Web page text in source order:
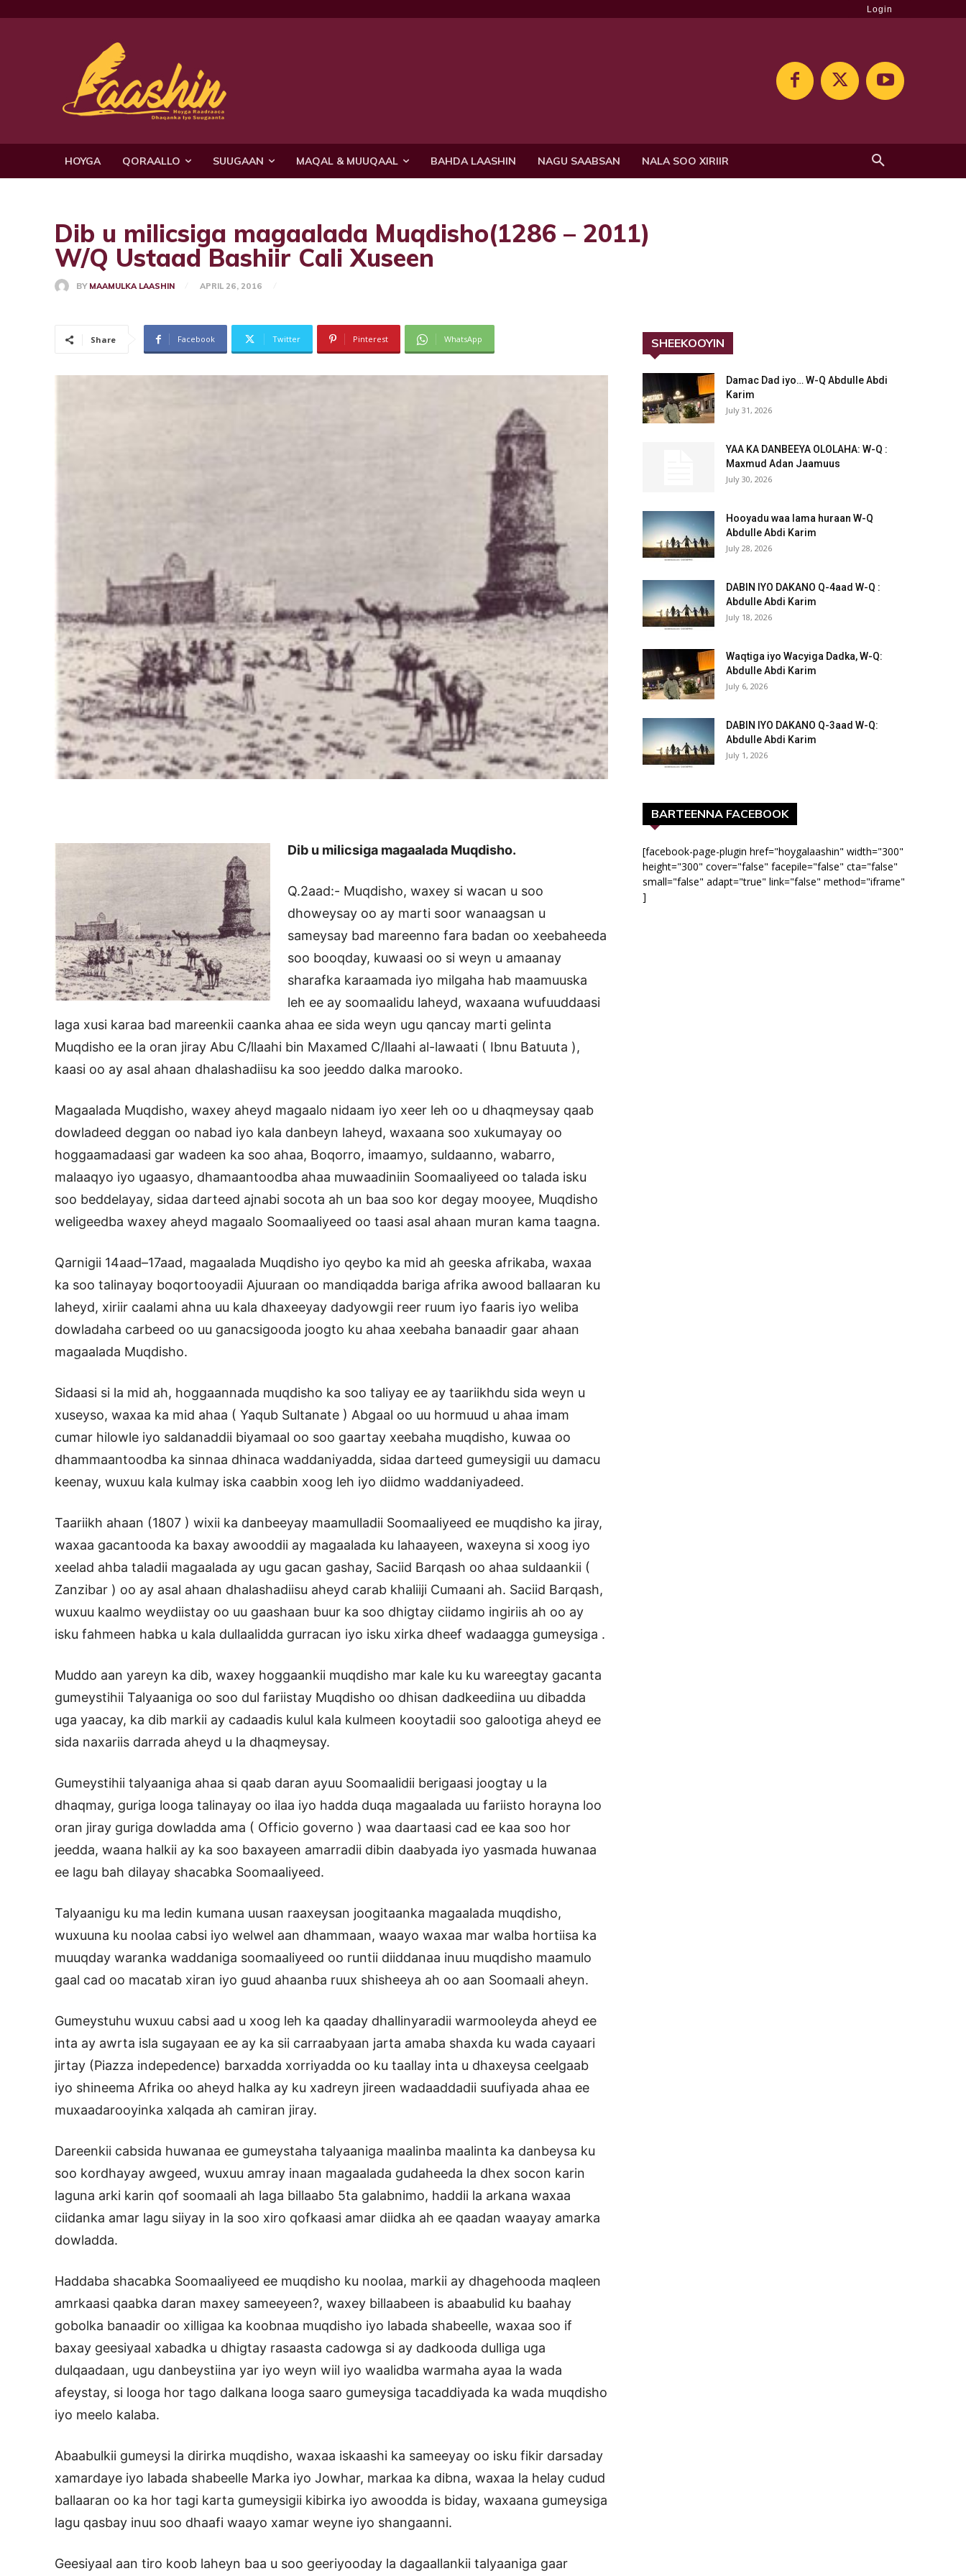
Login
HOYGA QORAALLO SUUGAAN MAQAL & MUUQAAL BAHDA LAASHIN NAGU SAABSAN NALA SOO XIRIIR
Dib u milicsiga magaalada Muqdisho(1286 – 2011)
W/Q Ustaad Bashiir Cali Xuseen
BY MAAMULKA LAASHIN APRIL 26, 2016
Share Facebook Twitter Pinterest WhatsApp
Dib u milicsiga magaalada Muqdisho.
Q.2aad:- Muqdisho, waxey si wacan u soo
dhoweysay oo ay marti soor wanaagsan u
sameysay bad mareenno fara badan oo xeebaheeda
soo booqday, kuwaasi oo si weyn u amaanay
sharafka karaamada iyo milgaha hab maamuuska
leh ee ay soomaalidu laheyd, waxaana wufuuddaasi
laga xusi karaa bad mareenkii caanka ahaa ee sida weyn ugu qancay marti gelinta
Muqdisho ee la oran jiray Abu C/llaahi bin Maxamed C/llaahi al-lawaati ( Ibnu Batuuta ),
kaasi oo ay asal ahaan dhalashadiisu ka soo jeeddo dalka marooko.
Magaalada Muqdisho, waxey aheyd magaalo nidaam iyo xeer leh oo u dhaqmeysay qaab
dowladeed deggan oo nabad iyo kala danbeyn laheyd, waxaana soo xukumayay oo
hoggaamadaasi gar wadeen ka soo ahaa, Boqorro, imaamyo, suldaanno, wabarro,
malaaqyo iyo ugaasyo, dhamaantoodba ahaa muwaadiniin Soomaaliyeed oo talada isku
soo beddelayay, sidaa darteed ajnabi socota ah un baa soo kor degay mooyee, Muqdisho
weligeedba waxey aheyd magaalo Soomaaliyeed oo taasi asal ahaan muran kama taagna.
Qarnigii 14aad–17aad, magaalada Muqdisho iyo qeybo ka mid ah geeska afrikaba, waxaa
ka soo talinayay boqortooyadii Ajuuraan oo mandiqadda bariga afrika awood ballaaran ku
laheyd, xiriir caalami ahna uu kala dhaxeeyay dadyowgii reer ruum iyo faaris iyo weliba
dowladaha carbeed oo uu ganacsigooda joogto ku ahaa xeebaha banaadir gaar ahaan
magaalada Muqdisho.
Sidaasi si la mid ah, hoggaannada muqdisho ka soo taliyay ee ay taariikhdu sida weyn u
xuseyso, waxaa ka mid ahaa ( Yaqub Sultanate ) Abgaal oo uu hormuud u ahaa imam
cumar hilowle iyo saldanaddii biyamaal oo soo gaartay xeebaha muqdisho, kuwaa oo
dhammaantoodba ka sinnaa dhinaca waddaniyadda, sidaa darteed gumeysigii uu damacu
keenay, wuxuu kala kulmay iska caabbin xoog leh iyo diidmo waddaniyadeed.
Taariikh ahaan (1807 ) wixii ka danbeeyay maamulladii Soomaaliyeed ee muqdisho ka jiray,
waxaa gacantooda ka baxay awooddii ay magaalada ku lahaayeen, waxeyna si xoog iyo
xeelad ahba taladii magaalada ay ugu gacan gashay, Saciid Barqash oo ahaa suldaankii (
Zanzibar ) oo ay asal ahaan dhalashadiisu aheyd carab khaliiji Cumaani ah. Saciid Barqash,
wuxuu kaalmo weydiistay oo uu gaashaan buur ka soo dhigtay ciidamo ingiriis ah oo ay
isku fahmeen habka u kala dullaalidda gurracan iyo isku xirka dheef wadaagga gumeysiga .
Muddo aan yareyn ka dib, waxey hoggaankii muqdisho mar kale ku ku wareegtay gacanta
gumeystihii Talyaaniga oo soo dul fariistay Muqdisho oo dhisan dadkeediina uu dibadda
uga yaacay, ka dib markii ay cadaadis kulul kala kulmeen kooytadii soo galootiga aheyd ee
sida naxariis darrada aheyd u la dhaqmeysay.
Gumeystihii talyaaniga ahaa si qaab daran ayuu Soomaalidii berigaasi joogtay u la
dhaqmay, guriga looga talinayay oo ilaa iyo hadda duqa magaalada uu fariisto horayna loo
oran jiray guriga dowladda ama ( Officio governo ) waa daartaasi cad ee kaa soo hor
jeedda, waana halkii ay ka soo baxayeen amarradii dibin daabyada iyo yasmada huwanaa
ee lagu bah dilayay shacabka Soomaaliyeed.
Talyaanigu ku ma ledin kumana uusan raaxeysan joogitaanka magaalada muqdisho,
wuxuuna ku noolaa cabsi iyo welwel aan dhammaan, waayo waxaa mar walba hortiisa ka
muuqday waranka waddaniga soomaaliyeed oo runtii diiddanaa inuu muqdisho maamulo
gaal cad oo macatab xiran iyo guud ahaanba ruux shisheeya ah oo aan Soomaali aheyn.
Gumeystuhu wuxuu cabsi aad u xoog leh ka qaaday dhallinyaradii warmooleyda aheyd ee
inta ay awrta isla sugayaan ee ay ka sii carraabyaan jarta amaba shaxda ku wada cayaari
jirtay (Piazza indepedence) barxadda xorriyadda oo ku taallay inta u dhaxeysa ceelgaab
iyo shineema Afrika oo aheyd halka ay ku xadreyn jireen wadaaddadii suufiyada ahaa ee
muxaadarooyinka xalqada ah camiran jiray.
Dareenkii cabsida huwanaa ee gumeystaha talyaaniga maalinba maalinta ka danbeysa ku
soo kordhayay awgeed, wuxuu amray inaan magaalada gudaheeda la dhex socon karin
laguna arki karin qof soomaali ah laga billaabo 5ta galabnimo, haddii la arkana waxaa
ciidanka amar lagu siiyay in la soo xiro qofkaasi amar diidka ah ee qaadan waayay amarka
dowladda.
Haddaba shacabka Soomaaliyeed ee muqdisho ku noolaa, markii ay dhagehooda maqleen
amrkaasi qaabka daran maxey sameeyeen?, waxey billaabeen is abaabulid ku baahay
gobolka banaadir oo xilligaa ka koobnaa muqdisho iyo labada shabeelle, waxaa soo if
baxay geesiyaal xabadka u dhigtay rasaasta cadowga si ay dadkooda dulliga uga
dulqaadaan, ugu danbeystiina yar iyo weyn wiil iyo waalidba warmaha ayaa la wada
afeystay, si looga hor tago dalkana looga saaro gumeysiga tacaddiyada ka wada muqdisho
iyo meelo kalaba.
Abaabulkii gumeysi la dirirka muqdisho, waxaa iskaashi ka sameeyay oo isku fikir darsaday
xamardaye iyo labada shabeelle Marka iyo Jowhar, markaa ka dibna, waxaa la helay cudud
ballaaran oo ka hor tagi karta gumeysigii kibirka iyo awoodda is biday, waxaana gumeysiga
lagu qasbay inuu soo dhaafi waayo xamar weyne iyo shangaanni.
Geesiyaal aan tiro koob laheyn baa u soo geeriyooday la dagaallankii talyaaniga gaar
SHEEKOOYIN
Damac Dad iyo… W-Q Abdulle Abdi
Karim
July 31, 2026
YAA KA DANBEEYA OLOLAHA: W-Q :
Maxmud Adan Jaamuus
July 30, 2026
Hooyadu waa lama huraan W-Q
Abdulle Abdi Karim
July 28, 2026
DABIN IYO DAKANO Q-4aad W-Q :
Abdulle Abdi Karim
July 18, 2026
Waqtiga iyo Wacyiga Dadka, W-Q:
Abdulle Abdi Karim
July 6, 2026
DABIN IYO DAKANO Q-3aad W-Q:
Abdulle Abdi Karim
July 1, 2026
BARTEENNA FACEBOOK
[facebook-page-plugin href="hoygalaashin" width="300"
height="300" cover="false" facepile="false" cta="false"
small="false" adapt="true" link="false" method="iframe"
]